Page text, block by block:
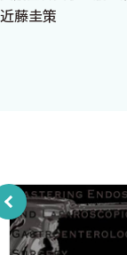
近藤圭策